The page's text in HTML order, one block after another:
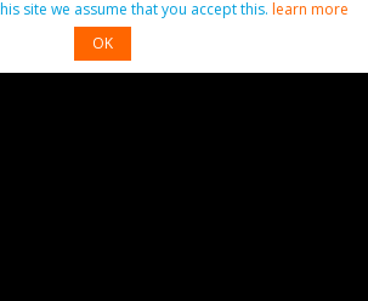
site we assume that you accept this. learn more
OK